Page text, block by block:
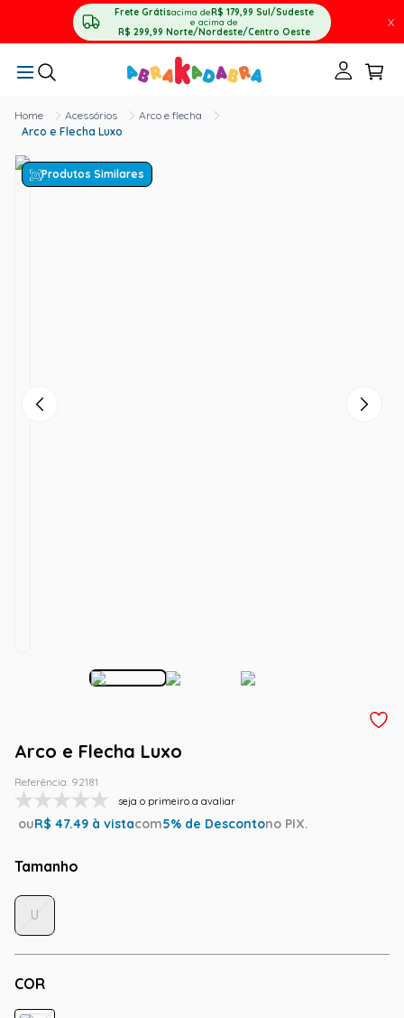
Frete Grátisacima deR$ 179,99 Sul/Sudeste
e acima de
R$ 299,99 Norte/Nordeste/Centro Oeste
X
Acessórios
Arco e flecha
Arco e Flecha Luxo
Produtos Similares
Arco e Flecha Luxo
Referência: 92181
seja o primeiro a avaliar
ouR$ 47.49 à vistacom5% de Descontono PIX.
Tamanho
COR
U